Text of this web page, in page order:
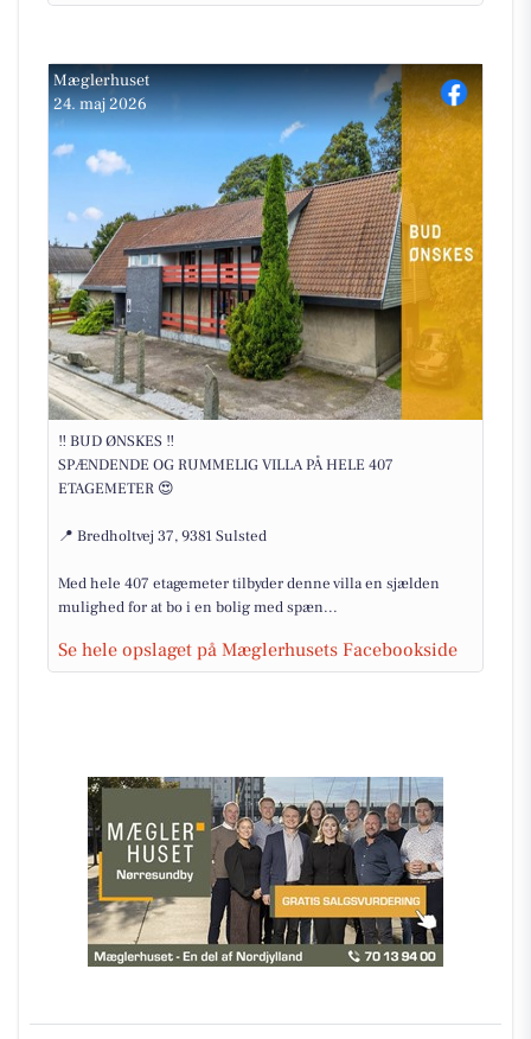
Mæglerhuset
24. maj 2026
‼️ BUD ØNSKES ‼️
SPÆNDENDE OG RUMMELIG VILLA PÅ HELE 407
ETAGEMETER 😍
📍 Bredholtvej 37, 9381 Sulsted
Med hele 407 etagemeter tilbyder denne villa en sjælden
mulighed for at bo i en bolig med spæn...
Se hele opslaget på Mæglerhusets Facebookside